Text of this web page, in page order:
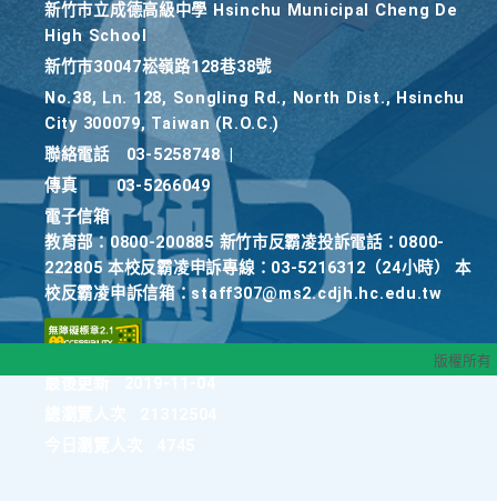
新竹巿立成德高級中學 Hsinchu Municipal Cheng De
High School
新竹巿30047崧嶺路128巷38號
No.38, Ln. 128, Songling Rd., North Dist., Hsinchu
City 300079, Taiwan (R.O.C.)
聯絡電話
03-5258748
傳真
03-5266049
電子信箱
教育部：0800-200885 新竹市反霸凌投訴電話：0800-
222805 本校反霸凌申訴專線：03-5216312（24小時） 本
校反霸凌申訴信箱：staff307@ms2.cdjh.hc.edu.tw
版權所有